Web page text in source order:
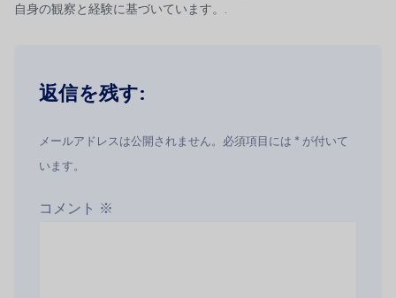
自身の観察と経験に基づいています。.
返信を残す:
メールアドレスは公開されません。必須項目には * が付いて
います。
コメント ※